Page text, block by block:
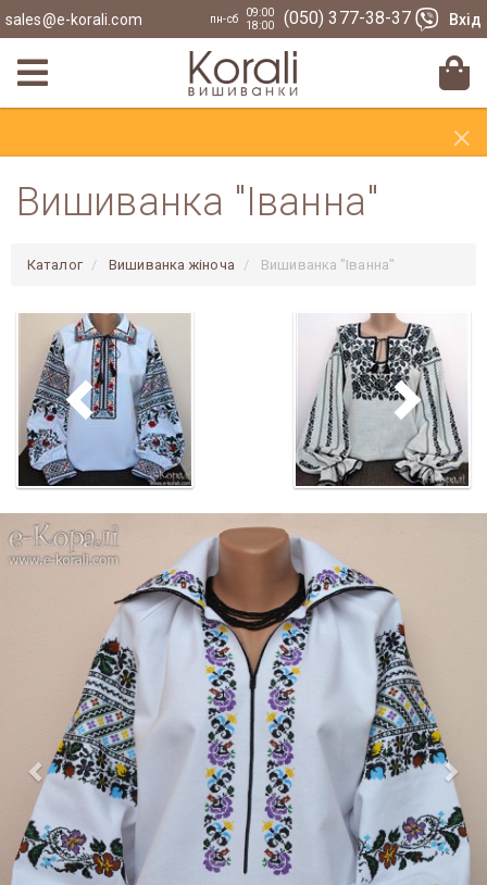
sales@e-korali.com пн-сб
09:00
18:00
(050) 377-38-37 Вхід
×
Вишиванка "Іванна"
Каталог Вишиванка жіноча Вишиванка "Іванна"
Previous